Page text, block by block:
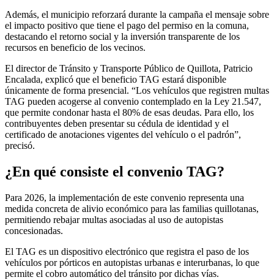
Además, el municipio reforzará durante la campaña el mensaje sobre
el impacto positivo que tiene el pago del permiso en la comuna,
destacando el retorno social y la inversión transparente de los
recursos en beneficio de los vecinos.
El director de Tránsito y Transporte Público de Quillota, Patricio
Encalada, explicó que el beneficio TAG estará disponible
únicamente de forma presencial. “Los vehículos que registren multas
TAG pueden acogerse al convenio contemplado en la Ley 21.547,
que permite condonar hasta el 80% de esas deudas. Para ello, los
contribuyentes deben presentar su cédula de identidad y el
certificado de anotaciones vigentes del vehículo o el padrón”,
precisó.
¿En qué consiste el convenio TAG?
Para 2026, la implementación de este convenio representa una
medida concreta de alivio económico para las familias quillotanas,
permitiendo rebajar multas asociadas al uso de autopistas
concesionadas.
El TAG es un dispositivo electrónico que registra el paso de los
vehículos por pórticos en autopistas urbanas e interurbanas, lo que
permite el cobro automático del tránsito por dichas vías.